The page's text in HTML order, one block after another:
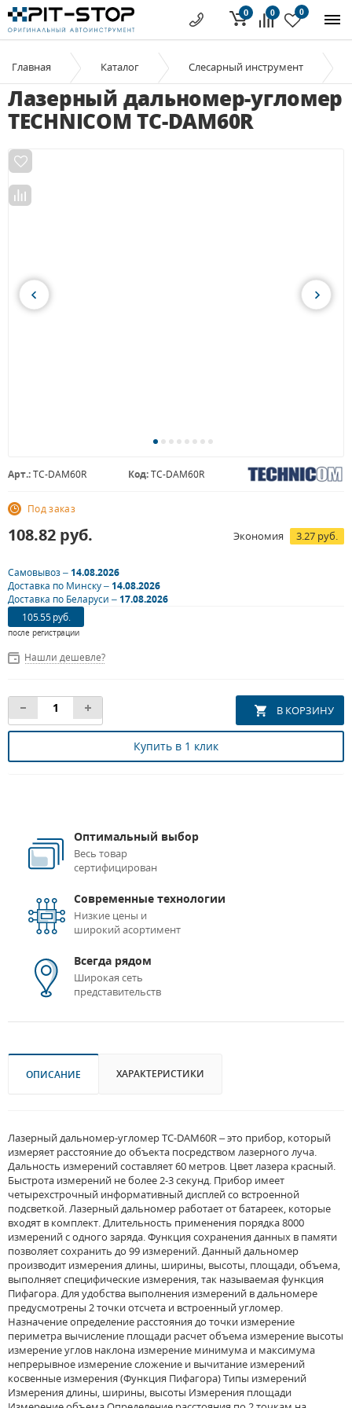
0 0
0
Главная Каталог Слесарный инструмент
Лазерный дальномер-угломер
TECHNICOM TC-DAM60R
Арт.:TC-DAM60R Код:TC-DAM60R
Под заказ
108.82 руб. Экономия 3.27 руб.
Самовывоз –14.08.2026
Доставка по Минску –14.08.2026
Доставка по Беларуси –17.08.2026
105.55 руб.
после регистрации
Нашли дешевле?
Купить в 1 клик
Оптимальный выбор
Весь товар
сертифицирован
Современные технологии
Низкие цены и
широкий асортимент
Всегда рядом
Широкая сеть
представительств
ОПИСАНИЕ ХАРАКТЕРИСТИКИ
Лазерный дальномер-угломер TC-DAM60R – это прибор, который
измеряет расстояние до объекта посредством лазерного луча.
Дальность измерений составляет 60 метров. Цвет лазера красный.
Быстрота измерений не более 2-3 секунд. Прибор имеет
четырехстрочный информативный дисплей со встроенной
подсветкой. Лазерный дальномер работает от батареек, которые
входят в комплект. Длительность применения порядка 8000
измерений с одного заряда. Функция сохранения данных в памяти
позволяет сохранить до 99 измерений. Данный дальномер
производит измерения длины, ширины, высоты, площади, объема,
выполняет специфические измерения, так называемая функция
Пифагора. Для удобства выполнения измерений в дальномере
предусмотрены 2 точки отсчета и встроенный угломер.
Назначение определение расстояния до точки измерение
периметра вычисление площади расчет объема измерение высоты
измерение углов наклона измерение минимума и максимума
непрерывное измерение сложение и вычитание измерений
косвенные измерения (Функция Пифагора) Типы измерений
Измерения длины, ширины, высоты Измерения площади